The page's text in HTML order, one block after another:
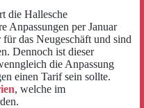
die Hallesche
Anpassungen per Januar
das Neugeschäft und sind
Dennoch ist dieser
die Anpassung
einen Tarif sein sollte.
, welche im